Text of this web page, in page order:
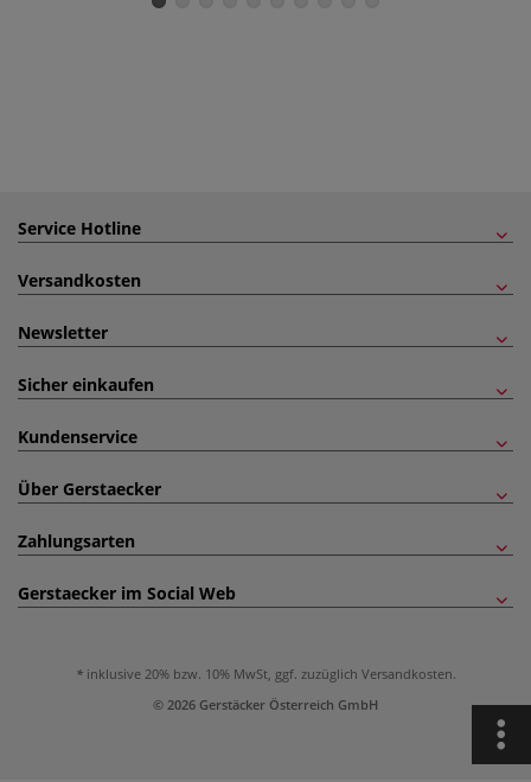
Service Hotline
Versandkosten
Newsletter
Sicher einkaufen
Kundenservice
Über Gerstaecker
Zahlungsarten
Gerstaecker im Social Web
inklusive 20% bzw. 10% MwSt, ggf. zuzüglich Versandkosten.
© 2026 Gerstäcker Österreich GmbH